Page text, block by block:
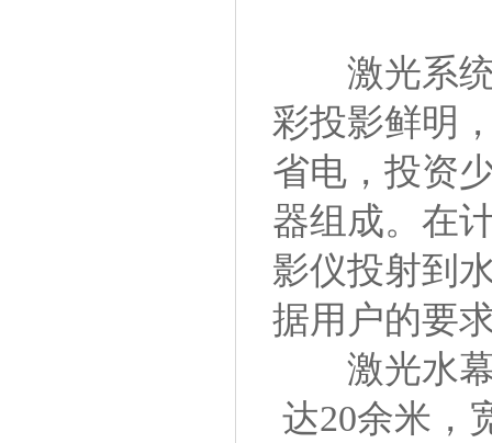
激光系统
彩投影鲜明
省电，投资
器组成。在
影仪投射到
据用户的要
激光水幕
达20余米，